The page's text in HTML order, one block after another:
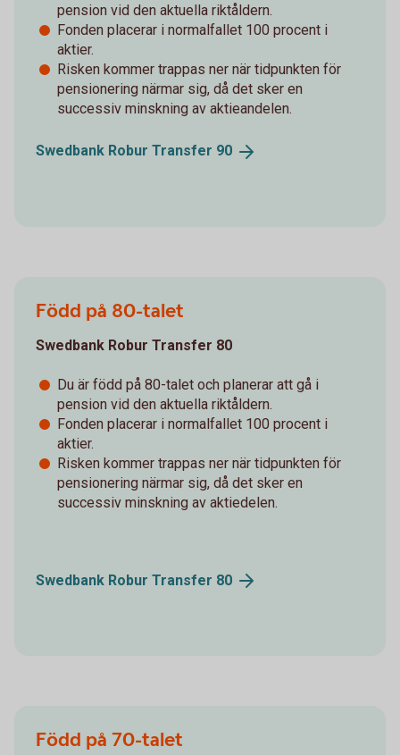
pension vid den aktuella riktåldern.
Fonden placerar i normalfallet 100 procent i
aktier.
Risken kommer trappas ner när tidpunkten för
pensionering närmar sig, då det sker en
successiv minskning av aktieandelen.
Swedbank Robur Transfer 90
Född på 80-talet
Swedbank Robur Transfer 80
Du är född på 80-talet och planerar att gå i
pension vid den aktuella riktåldern.
Fonden placerar i normalfallet 100 procent i
aktier.
Risken kommer trappas ner när tidpunkten för
pensionering närmar sig, då det sker en
successiv minskning av aktiedelen.
Swedbank Robur Transfer 80
Född på 70-talet